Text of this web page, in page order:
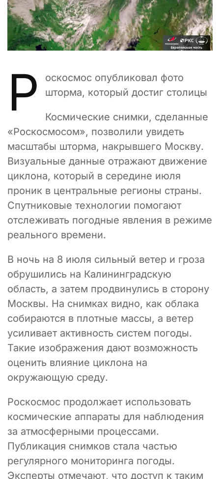
Р
оскосмос опубликовал фото
шторма, который достиг столицы
Космические снимки, сделанные
«Роскосмосом», позволили увидеть
масштабы шторма, накрывшего Москву.
Визуальные данные отражают движение
циклона, который в середине июля
проник в центральные регионы страны.
Спутниковые технологии помогают
отслеживать погодные явления в режиме
реального времени.
В ночь на 8 июля сильный ветер и гроза
обрушились на Калининградскую
область, а затем продвинулись в сторону
Москвы. На снимках видно, как облака
собираются в плотные массы, а ветер
усиливает активность систем погоды.
Такие изображения дают возможность
оценить влияние циклона на
окружающую среду.
Роскосмос продолжает использовать
космические аппараты для наблюдения
за атмосферными процессами.
Публикация снимков стала частью
регулярного мониторинга погоды.
Эксперты отмечают, что доступ к таким